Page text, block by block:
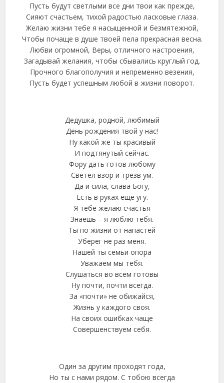
Пусть будут светлыми все дни твои как прежде,
Сияют счастьем, тихой радостью ласковые глаза.
Желаю жизни тебе я насыщенной и безмятежной,
Чтобы почаще в душе твоей пела прекрасная весна.
Любви огромной, Веры, отличного настроения,
Загадывай желания, чтобы сбывались круглый год.
Прочного благополучия и непременно везения,
Пусть будет успешным любой в жизни поворот.
Дедушка, родной, любимый
День рождения твой у нас!
Ну какой же ты красивый
И подтянутый сейчас.
Фору дать готов любому
Светел взор и трезв ум.
Да и сила, слава Богу,
Есть в руках еще угу.
Я тебе желаю счастья
Знаешь – я люблю тебя.
Ты по жизни от напастей
Уберег не раз меня.
Нашей ты семьи опора
Уважаем мы тебя.
Слушаться во всем готовы
Ну почти, почти всегда.
За «почти» не обижайся,
Жизнь у каждого своя.
На своих ошибках чаще
Совершенствуем себя.
Один за другим проходят года,
Но ты с нами рядом. С тобою всегда